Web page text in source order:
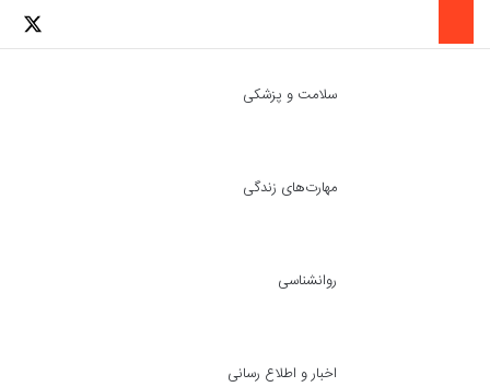
لینکدین
سلامت و پزشکی
مهارت‌های زندگی
روانشناسی
اخبار و اطلاع رسانی